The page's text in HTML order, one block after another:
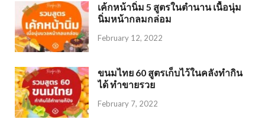
เค้กหน้านิ่ม 5 สูตรในตำนาน เนื้อนุ่ม
นิ่มหน้ากลมกล่อม
February 12, 2022
ขนมไทย 60 สูตรเก็บไว้ในคลังทำกิน
ได้ ทำขายรวย
February 7, 2022